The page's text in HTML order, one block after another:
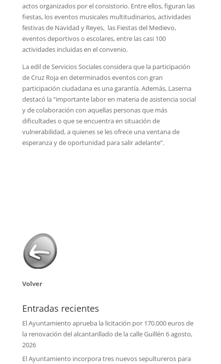
actos organizados por el consistorio. Entre ellos, figuran las
fiestas, los eventos musicales multitudinarios, actividades
festivas de Navidad y Reyes, las Fiestas del Medievo,
eventos deportivos o escolares, entre las casi 100
actividades incluidas en el convenio.
La edil de Servicios Sociales considera que la participación
de Cruz Roja en determinados eventos con gran
participación ciudadana es una garantía. Además, Laserna
destacó la “importante labor en materia de asistencia social
y de colaboración con aquellas personas que más
dificultades o que se encuentra en situación de
vulnerabilidad, a quienes se les ofrece una ventana de
esperanza y de oportunidad para salir adelante”.
Volver
Entradas recientes
El Ayuntamiento aprueba la licitación por 170.000 euros de
la renovación del alcantarillado de la calle Guillén 6 agosto,
2026
El Ayuntamiento incorpora tres nuevos sepultureros para